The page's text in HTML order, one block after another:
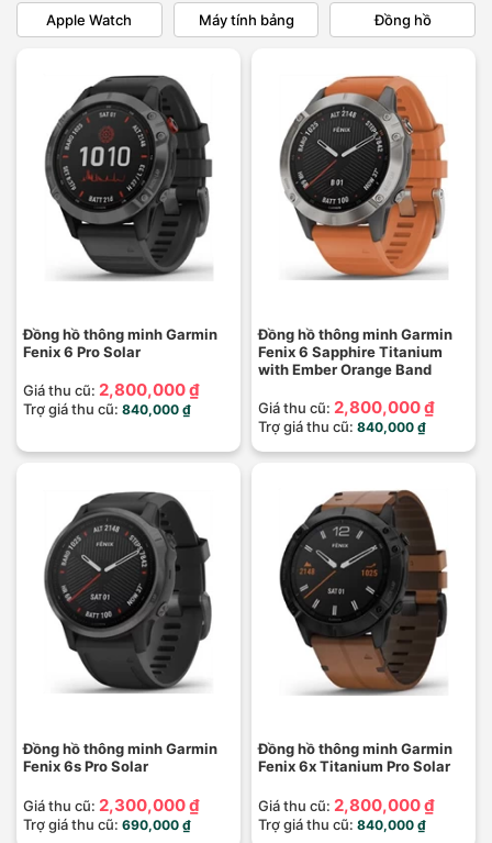
Apple Watch Máy tính bảng Đồng hồ
Đồng hồ thông minh Garmin
Fenix 6 Pro Solar
Giá thu cũ: 2,800,000 ₫
Trợ giá thu cũ: 840,000 ₫
Đồng hồ thông minh Garmin
Fenix 6 Sapphire Titanium
with Ember Orange Band
Giá thu cũ: 2,800,000 ₫
Trợ giá thu cũ: 840,000 ₫
Đồng hồ thông minh Garmin
Fenix 6s Pro Solar
Giá thu cũ: 2,300,000 ₫
Trợ giá thu cũ: 690,000 ₫
Đồng hồ thông minh Garmin
Fenix 6x Titanium Pro Solar
Giá thu cũ: 2,800,000 ₫
Trợ giá thu cũ: 840,000 ₫